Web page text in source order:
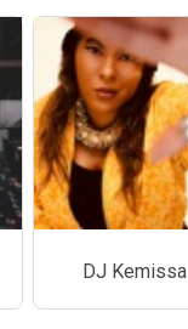
DJ Kemissa